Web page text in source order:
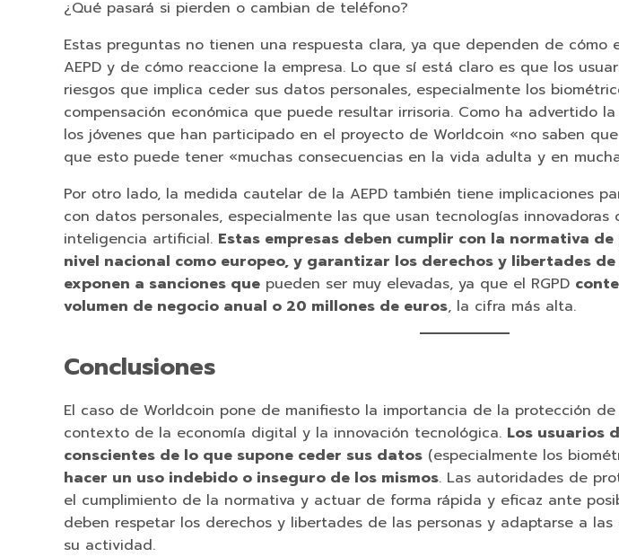
¿Qué pasará si pierden o cambian de teléfono?
Estas preguntas no tienen una respuesta clara, ya que dependen de cómo
AEPD y de cómo reaccione la empresa. Lo que sí está claro es que los
riesgos que implica ceder sus datos personales, especialmente los
compensación económica que puede resultar irrisoria. Como ha advertido la
los jóvenes que han participado en el proyecto de Worldcoin «no saben
que esto puede tener «muchas consecuencias en la vida adulta y en
Por otro lado, la medida cautelar de la AEPD también tiene implicaciones
con datos personales, especialmente las que usan tecnologías innovadoras
inteligencia artificial. Estas empresas deben cumplir con la normativa
nivel nacional como europeo, y garantizar los derechos y libertades
exponen a sanciones que pueden ser muy elevadas, ya que el RGPD
volumen de negocio anual o 20 millones de euros, la cifra más alta.
Conclusiones
El caso de Worldcoin pone de manifiesto la importancia de la protección
contexto de la economía digital y la innovación tecnológica. Los usuarios
conscientes de lo que supone ceder sus datos (especialmente los
hacer un uso indebido o inseguro de los mismos. Las autoridades de
el cumplimiento de la normativa y actuar de forma rápida y eficaz ante
deben respetar los derechos y libertades de las personas y adaptarse a
su actividad.